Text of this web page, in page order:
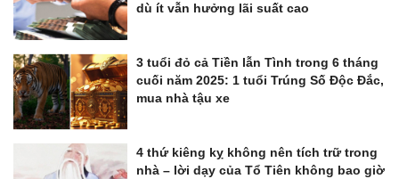
dù ít vẫn hưởng lãi suất cao
3 tuổi đỏ cả Tiền lẫn Tình trong 6 tháng
cuối năm 2025: 1 tuổi Trúng Số Độc Đắc,
mua nhà tậu xe
4 thứ kiêng kỵ không nên tích trữ trong
nhà – lời dạy của Tổ Tiên không bao giờ